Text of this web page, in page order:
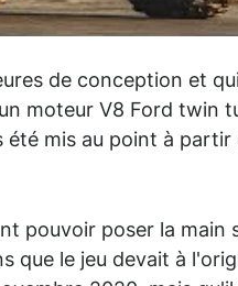
de conception et
moteur V8 Ford twin
mis au point à
pouvoir poser la main
que le jeu devait à